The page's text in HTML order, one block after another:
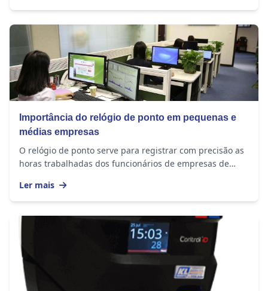
Importância do relógio de ponto em pequenas e
médias empresas
O relógio de ponto serve para registrar com precisão as
horas trabalhadas dos funcionários de empresas de
Ler mais